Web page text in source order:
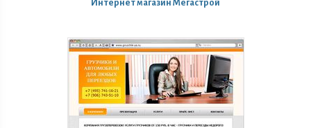
Интернет магазин Мегастрой